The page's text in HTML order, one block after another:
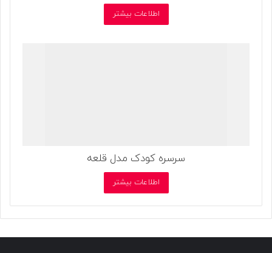
اطلاعات بیشتر
سرسره کودک مدل قلعه
اطلاعات بیشتر